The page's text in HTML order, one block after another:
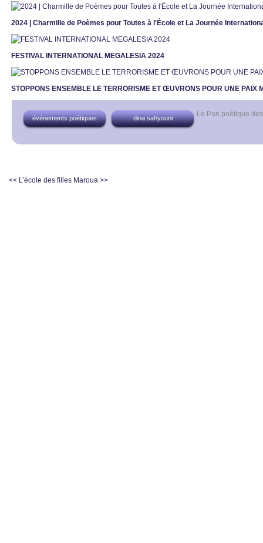
2024 | Charmille de Poèmes pour Toutes à l'École et La Journée
FESTIVAL INTERNATIONAL MEGALESIA 2024
STOPPONS ENSEMBLE LE TERRORISME ET ŒUVRONS POUR UNE PAIX
Le Pan poétique
événements poétiques dina sahyouni
<< L’école des filles Maroua >>